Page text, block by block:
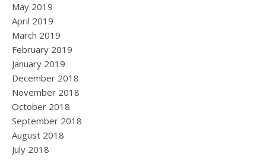
May 2019
April 2019
March 2019
February 2019
January 2019
December 2018
November 2018
October 2018
September 2018
August 2018
July 2018